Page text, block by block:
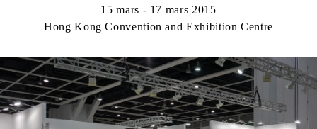
15 mars - 17 mars 2015
Hong Kong Convention and Exhibition Centre